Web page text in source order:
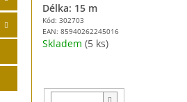
Kód: 302703
EAN: 85940262245016
Délka: 15 m
Skladem (5 ks)